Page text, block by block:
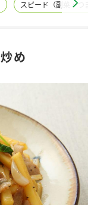
酢
スピード（副菜・つ
め